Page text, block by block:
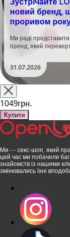
новий бренд,
проривом року
Ми раді
бренд, який
та вже встиг стати
на міжнародній
Shanghai-
поєднання
та бездога..
31.07.2026
1049грн.
Купити
Ми — секс-шоп, який
цей час ми побачили
знайомств із нашими
змінювались їхні